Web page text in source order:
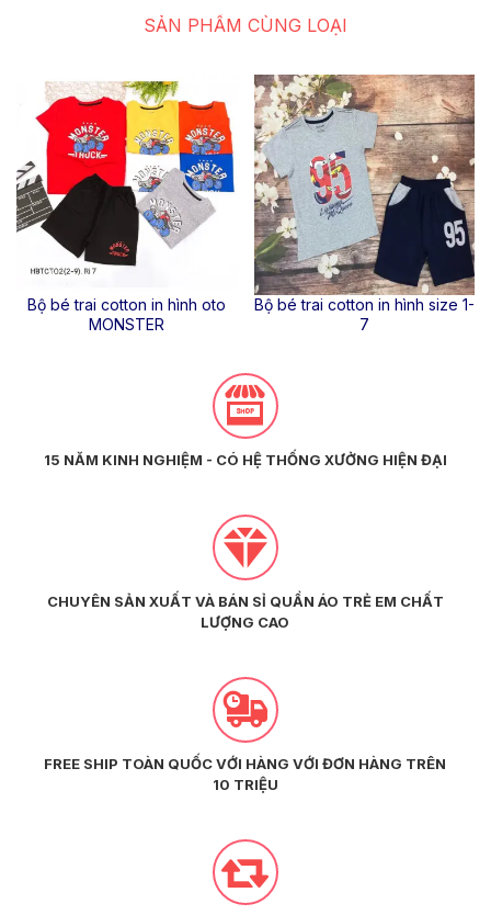
SẢN PHẨM CÙNG LOẠI
Bộ bé trai cotton in hình oto
MONSTER
Bộ bé trai cotton in hình size 1-
7
15 NĂM KINH NGHIỆM - CÓ HỆ THỐNG XƯỞNG HIỆN ĐẠI
CHUYÊN SẢN XUẤT VÀ BÁN SỈ QUẦN ÁO TRẺ EM CHẤT
LƯỢNG CAO
FREE SHIP TOÀN QUỐC VỚI HÀNG VỚI ĐƠN HÀNG TRÊN
10 TRIỆU